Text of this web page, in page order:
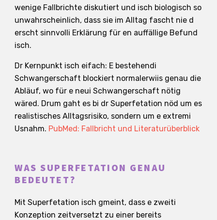
wenige Fallbrichte diskutiert und isch biologisch so
unwahrscheinlich, dass sie im Alltag fascht nie d
erscht sinnvolli Erklärung für en auffällige Befund
isch.
Dr Kernpunkt isch eifach: E bestehendi
Schwangerschaft blockiert normalerwiis genau die
Abläuf, wo für e neui Schwangerschaft nötig
wäred. Drum gaht es bi dr Superfetation nöd um es
realistisches Alltagsrisiko, sondern um e extremi
Usnahm. PubMed: Fallbricht und Literaturüberblick
WAS SUPERFETATION GENAU
BEDEUTET?
Mit Superfetation isch gmeint, dass e zweiti
Konzeption zeitversetzt zu einer bereits